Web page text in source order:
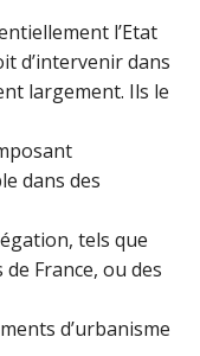
l’Etat
d’intervenir dans
largement. Ils le
dans des
tels que
France, ou des
d’urbanisme